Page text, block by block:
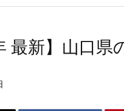
最新】山口